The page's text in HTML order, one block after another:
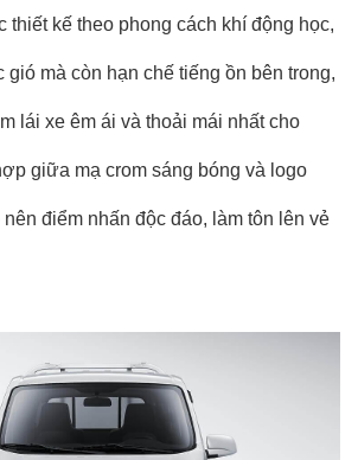
thiết kế theo phong cách khí động học,
gió mà còn hạn chế tiếng ồn bên trong,
lái xe êm ái và thoải mái nhất cho
giữa mạ crom sáng bóng và logo
nên điểm nhấn độc đáo, làm tôn lên vẻ